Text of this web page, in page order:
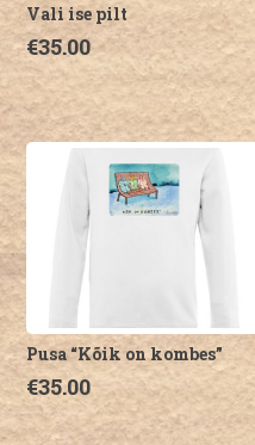
Vali ise pilt
€35.00
Sellel
tootel
on
mitu
varianti.
Valikuid
saab
tootelehel.
Pusa “Kõik on kombes”
€35.00
Sellel